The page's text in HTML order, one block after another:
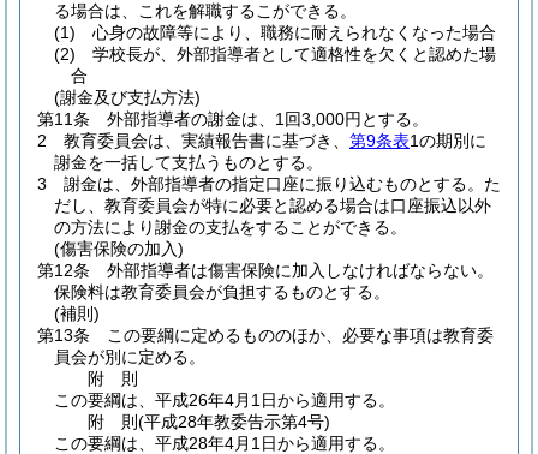
る場合は、これを解職するこができる。
(1)
心身の故障等により、職務に耐えられなくなった場合
(2)
学校長が、外部指導者として適格性を欠くと認めた場
合
(謝金及び支払方法)
第11条
外部指導者の謝金は、1回3,000円とする。
2
教育委員会は、実績報告書に基づき、 第9条表1の期別に
謝金を一括して支払うものとする。
3
謝金は、外部指導者の指定口座に振り込むものとする。 た
だし、教育委員会が特に必要と認める場合は口座振込以外
の方法により謝金の支払をすることができる。
(傷害保険の加入)
第12条
外部指導者は傷害保険に加入しなければならない。
保険料は教育委員会が負担するものとする。
(補則)
第13条
この要綱に定めるもののほか、必要な事項は教育委
員会が別に定める。
附 則
この要綱は、平成26年4月1日から適用する。
附 則(平成28年教委告示第4号)
この要綱は、平成28年4月1日から適用する。